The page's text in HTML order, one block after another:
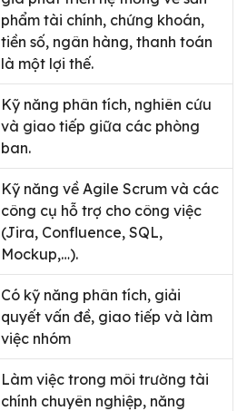
phẩm tài chính, chứng khoán,
tiền số, ngân hàng, thanh toán
là một lợi thế.
Kỹ năng phân tích, nghiên cứu
và giao tiếp giữa các phòng
ban.
Kỹ năng về Agile Scrum và các
công cụ hỗ trợ cho công việc
(Jira, Confluence, SQL,
Mockup,…).
Có kỹ năng phân tích, giải
quyết vấn đề, giao tiếp và làm
việc nhóm
Làm việc trong môi trường tài
chính chuyên nghiệp, năng